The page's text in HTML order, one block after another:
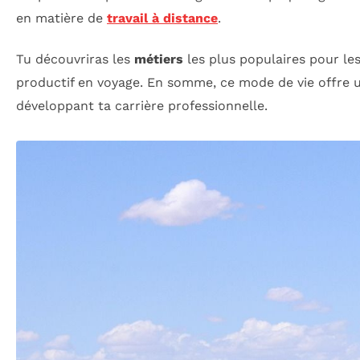
en matière de travail à distance.
Tu découvriras les métiers les plus populaires pour
productif en voyage. En somme, ce mode de vie
développant ta carrière professionnelle.